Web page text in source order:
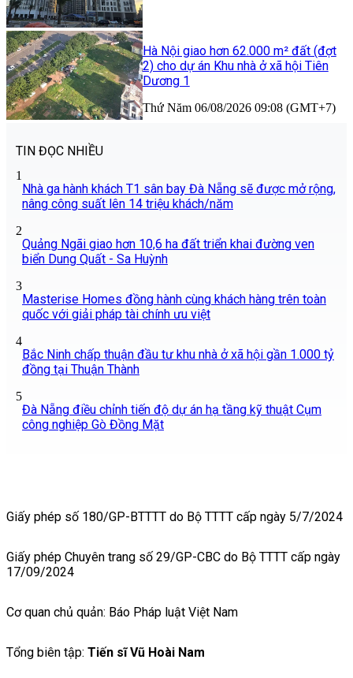
Hà Nội giao hơn 62.000 m² đất (đợt
2) cho dự án Khu nhà ở xã hội Tiên
Dương 1
Thứ Năm 06/08/2026 09:08 (GMT+7)
TIN ĐỌC NHIỀU
1
Nhà ga hành khách T1 sân bay Đà Nẵng sẽ được mở rộng,
nâng công suất lên 14 triệu khách/năm
2
Quảng Ngãi giao hơn 10,6 ha đất triển khai đường ven
biển Dung Quất - Sa Huỳnh
3
Masterise Homes đồng hành cùng khách hàng trên toàn
quốc với giải pháp tài chính ưu việt
4
Bắc Ninh chấp thuận đầu tư khu nhà ở xã hội gần 1.000 tỷ
đồng tại Thuận Thành
5
Đà Nẵng điều chỉnh tiến độ dự án hạ tầng kỹ thuật Cụm
công nghiệp Gò Đồng Mặt
Giấy phép số 180/GP-BTTTT do Bộ TTTT cấp ngày 5/7/2024
Giấy phép Chuyên trang số 29/GP-CBC do Bộ TTTT cấp ngày
17/09/2024
Cơ quan chủ quản: Báo Pháp luật Việt Nam
Tổng biên tập: Tiến sĩ Vũ Hoài Nam